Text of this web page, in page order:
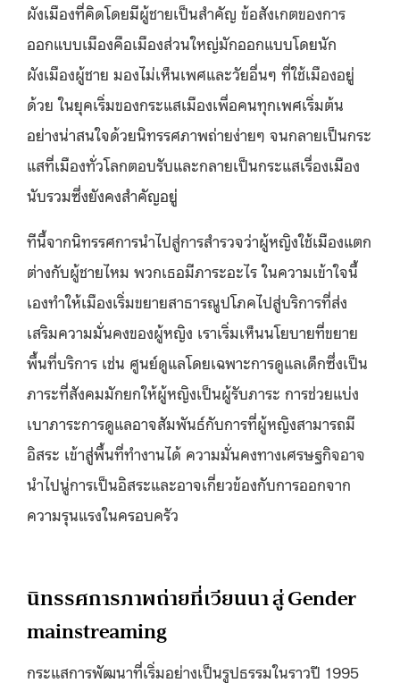
ผังเมืองที่คิดโดยมีผู้ชายเป็นสำคัญ ข้อสังเกตของการ
ออกแบบเมืองคือเมืองส่วนใหญ่มักออกแบบโดยนัก
ผังเมืองผู้ชาย มองไม่เห็นเพศและวัยอื่นๆ ที่ใช้เมืองอยู่
ด้วย ในยุคเริ่มของกระแสเมืองเพื่อคนทุกเพศเริ่มต้น
อย่างน่าสนใจด้วยนิทรรศภาพถ่ายง่ายๆ จนกลายเป็นกระ
แสที่เมืองทั่วโลกตอบรับและกลายเป็นกระแสเรื่องเมือง
นับรวมซึ่งยังคงสำคัญอยู่
ทีนี้จากนิทรรศการนำไปสู่การสำรวจว่าผู้หญิงใช้เมืองแตก
ต่างกับผู้ชายไหม พวกเธอมีภาระอะไร ในความเข้าใจนี้
เองทำให้เมืองเริ่มขยายสาธารณูปโภคไปสู่บริการที่ส่ง
เสริมความมั่นคงของผู้หญิง เราเริ่มเห็นนโยบายที่ขยาย
พื้นที่บริการ เช่น ศูนย์ดูแลโดยเฉพาะการดูแลเด็กซึ่งเป็น
ภาระที่สังคมมักยกให้ผู้หญิงเป็นผู้รับภาระ การช่วยแบ่ง
เบาภาระการดูแลอาจสัมพันธ์กับการที่ผู้หญิงสามารถมี
อิสระ เข้าสู่พื้นที่ทำงานได้ ความมั่นคงทางเศรษฐกิจอาจ
นำไปนู่การเป็นอิสระและอาจเกี่ยวข้องกับการออกจาก
ความรุนแรงในครอบครัว
นิทรรศการภาพถ่ายที่เวียนนา สู่ Gender
mainstreaming
กระแสการพัฒนาที่เริ่มอย่างเป็นรูปธรรมในราวปี 1995